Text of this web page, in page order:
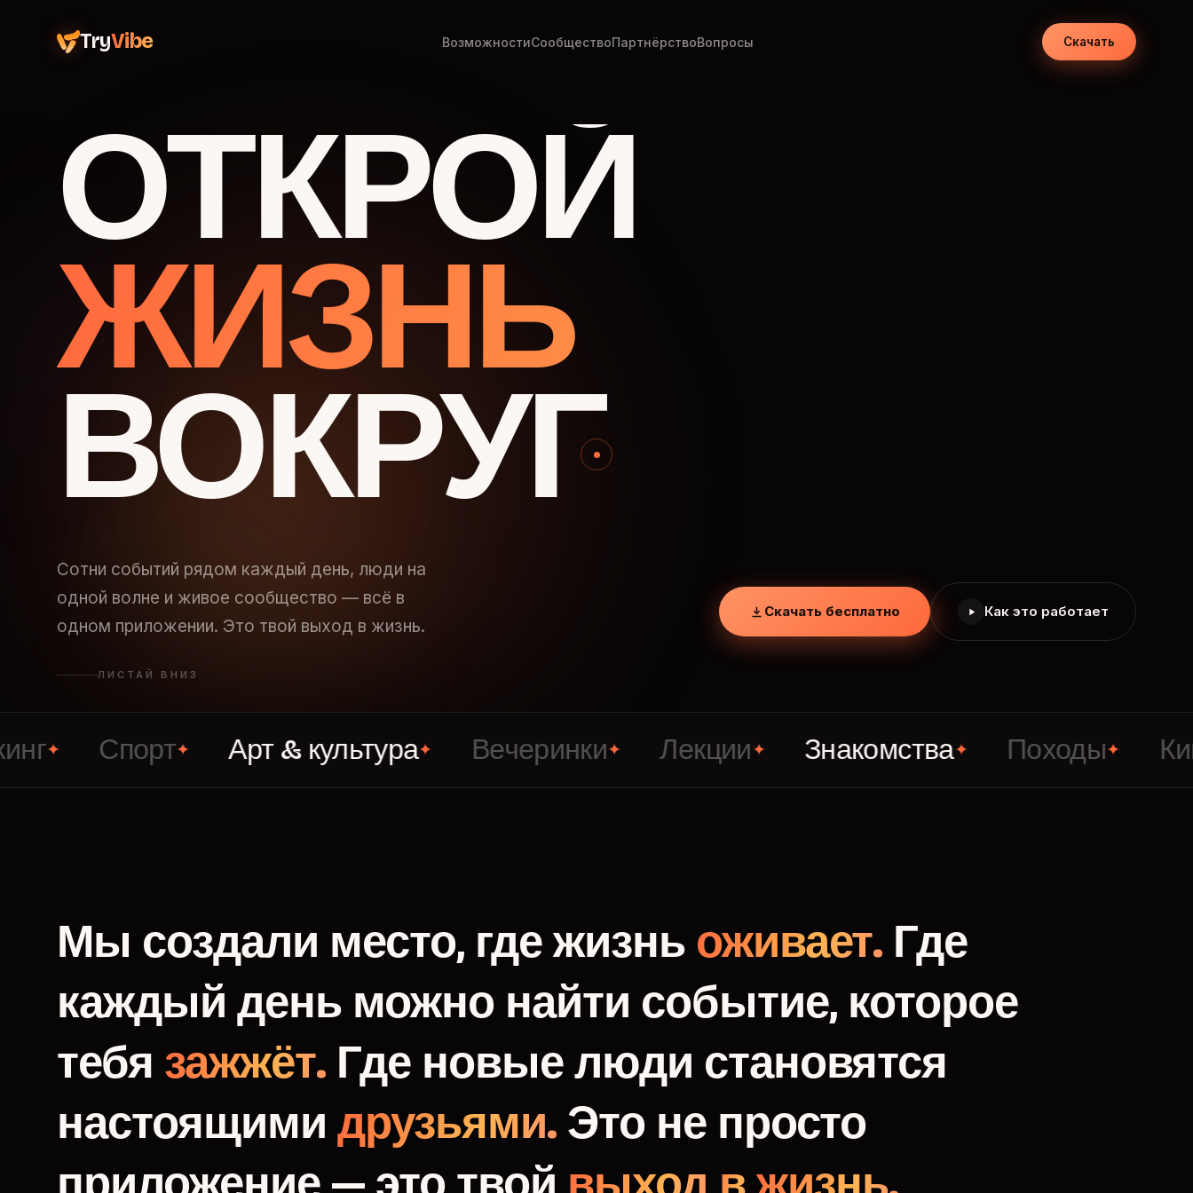
TryVibe ВозможностиСообществоПартнёрствоВопросы Скачать
ОТКРОЙ
ЖИЗНЬ
ВОКРУГ
Сотни событий рядом каждый день, люди на
одной волне и живое сообщество — всё в
одном приложении. Это твой выход в жизнь.
Скачать бесплатно Как это работает
ЛИСТАЙ ВНИЗ
Спорт✦ Арт & культура✦ Вечеринки✦ Лекции✦ Знакомства✦ Походы✦ Кино
Мы создали место, гдежизнь оживает. Где
каждый день можно найти событие, которое
тебя зажжёт. Где новые люди становятся
настоящими друзьями. Это не просто